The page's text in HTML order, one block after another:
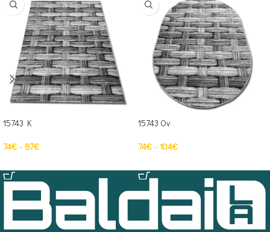
15743 K
74€– 87€
15743 Ov
74€–104€